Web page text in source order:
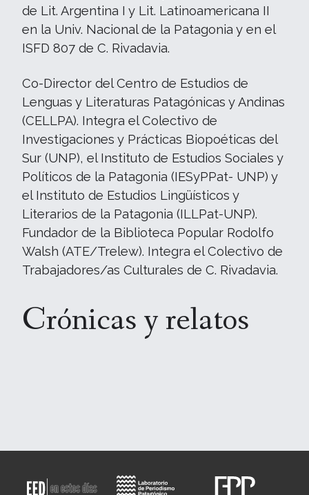
de Lit. Argentina I y Lit. Latinoamericana II
en la Univ. Nacional de la Patagonia y en el
ISFD 807 de C. Rivadavia.
Co-Director del Centro de Estudios de
Lenguas y Literaturas Patagónicas y Andinas
(CELLPA). Integra el Colectivo de
Investigaciones y Prácticas Biopoéticas del
Sur (UNP), el Instituto de Estudios Sociales y
Políticos de la Patagonia (IESyPPat- UNP) y
el Instituto de Estudios Lingüísticos y
Literarios de la Patagonia (ILLPat-UNP).
Fundador de la Biblioteca Popular Rodolfo
Walsh (ATE/Trelew). Integra el Colectivo de
Trabajadores/as Culturales de C. Rivadavia.
Crónicas y relatos